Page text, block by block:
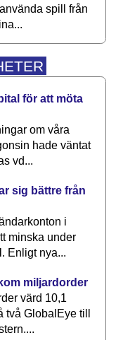
spill från
för att möta
om våra
hade väntat
vd...
sig bättre från
i
minska under
Enligt nya...
miljardorder
värd 10,1
två GlobalEye till